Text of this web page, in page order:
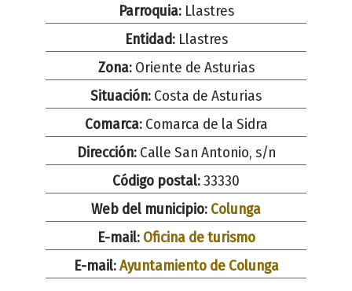
Parroquia:Llastres
Entidad:Llastres
Zona:Oriente de Asturias
Situación: Costa de Asturias
Comarca:Comarca de la Sidra
Dirección:Calle San Antonio, s/n
Código postal:33330
Web del municipio: Colunga
E-mail: Oficina de turismo
E-mail:Ayuntamiento de Colunga